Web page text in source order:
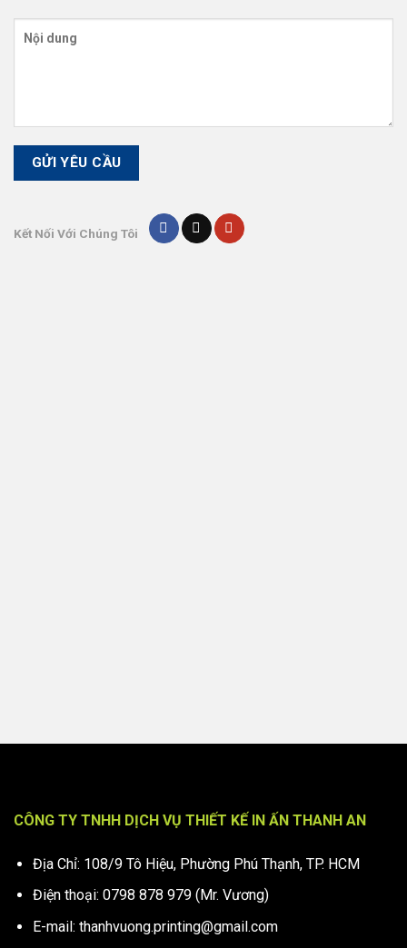
Kết Nối Với Chúng Tôi
CÔNG TY TNHH DỊCH VỤ THIẾT KẾ IN ẤN THANH AN
Địa Chỉ: 108/9 Tô Hiệu, Phường Phú Thạnh, TP. HCM
Điện thoại: 0798 878 979 (Mr. Vương)
E-mail: thanhvuong.printing@gmail.com